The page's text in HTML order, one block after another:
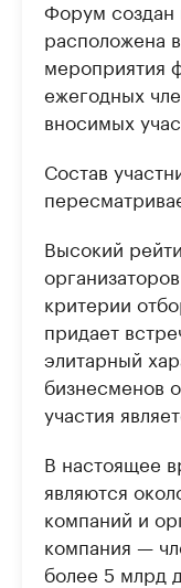
Форум создан
расположена
мероприятия
ежегодных
вносимых
Состав
Высокий
критерии
придает
элитарный
бизнесменов
участия
В настоящее
являются
компаний и
компания —
более 5 млрд